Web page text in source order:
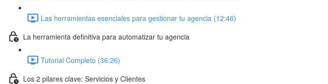
Las herramientas esenciales para gestionar tu agencia (12:46)
La herramienta definitiva para automatizar tu agencia
Tutorial Completo (36:26)
Los 2 pilares clave: Servicios y Clientes